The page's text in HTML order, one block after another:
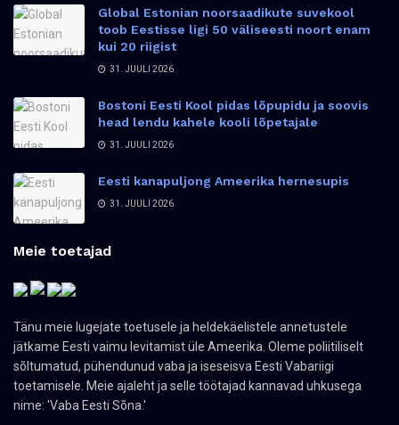
Global Estonian noorsaadikute suvekool
toob Eestisse ligi 50 väliseesti noort enam
kui 20 riigist
31. JUULI 2026
Bostoni Eesti Kool pidas lõpupidu ja soovis
head lendu kahele kooli lõpetajale
31. JUULI 2026
Eesti kanapuljong Ameerika hernesupis
31. JUULI 2026
Meie toetajad
Tänu meie lugejate toetusele ja heldekäelistele annetustele
jätkame Eesti vaimu levitamist üle Ameerika. Oleme poliitiliselt
sõltumatud, pühendunud vaba ja iseseisva Eesti Vabariigi
toetamisele. Meie ajaleht ja selle töötajad kannavad uhkusega
nime: 'Vaba Eesti Sõna.'